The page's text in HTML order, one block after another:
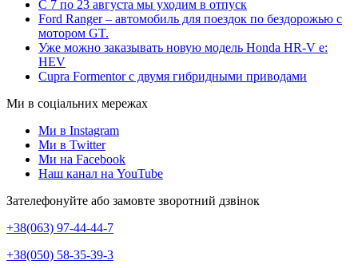
С 7 по 23 августа мы уходим в отпуск
Ford Ranger – автомобиль для поездок по бездорожью с
мотором GT.
Уже можно заказывать новую модель Honda HR-V e:
HEV
Cupra Formentor с двумя гибридными приводами
Ми в соціальних мережах
Ми в Instagram
Ми в Twitter
Ми на Facebook
Наш канал на YouTube
Зателефонуйте або замовте зворотний дзвінок
+38(063) 97-44-44-7
+38(050) 58-35-39-3